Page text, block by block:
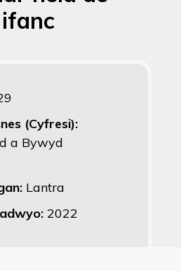
(Cyfresi):
a Bywyd
Lantra
2022